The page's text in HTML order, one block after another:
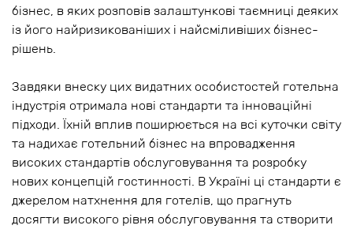
бізнес, в яких розповів залаштункові таємниці деяких
із його найризикованіших і найсміливіших бізнес-
рішень.
Завдяки внеску цих видатних особистостей готельна
індустрія отримала нові стандарти та інноваційні
підходи. Їхній вплив поширюється на всі куточки світу
та надихає готельний бізнес на впровадження
високих стандартів обслуговування та розробку
нових концепцій гостинності. В Україні ці стандарти є
джерелом натхнення для готелів, що прагнуть
досягти високого рівня обслуговування та створити